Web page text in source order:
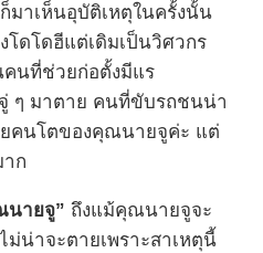
าเห็นอุบัติเหตุในครั้งนั้น
ดโดฮีแต่เดิมเป็นวิศวกร
คนที่ช่วยก่อตั้งมีแร
ๆ มาตาย คนที่ขับรถชนน่า
คนโตของคุณนายจูค่ะ แต่
าก
นายจู” ถึงแม้คุณนายจูจะ
น่าจะตายเพราะสาเหตุนี้